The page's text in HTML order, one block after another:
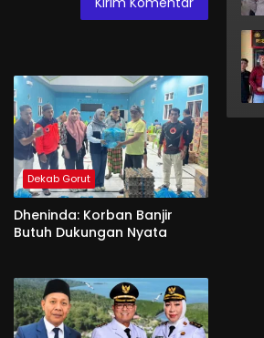
Dekab Gorut
Dheninda: Korban Banjir
Butuh Dukungan Nyata